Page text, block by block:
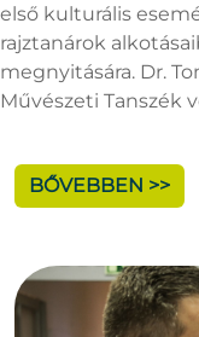
első kulturális
rajztanárok
megnyitására. Dr.
Művészeti Tanszék
BŐVEBBEN >>